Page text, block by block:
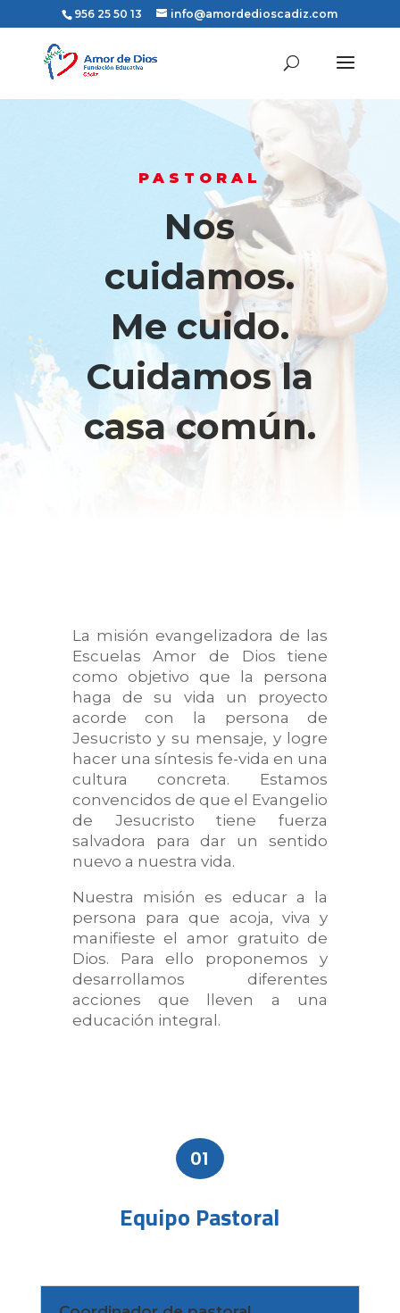
956 25 50 13 info@amordedioscadiz.com
PASTORAL
Nos
cuidamos.
Me cuido.
Cuidamos la
casa común.
La misión evangelizadora de las
Escuelas Amor de Dios tiene
como objetivo que la persona
haga de su vida un proyecto
acorde con la persona de
Jesucristo y su mensaje, y logre
hacer una síntesis fe-vida en una
cultura concreta. Estamos
convencidos de que el Evangelio
de Jesucristo tiene fuerza
salvadora para dar un sentido
nuevo a nuestra vida.
Nuestra misión es educar a la
persona para que acoja, viva y
manifieste el amor gratuito de
Dios. Para ello proponemos y
desarrollamos diferentes
acciones que lleven a una
educación integral.
01
Equipo Pastoral